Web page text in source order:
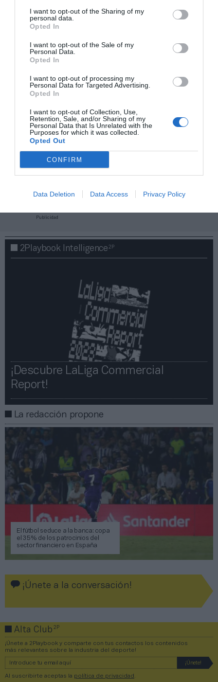
I want to opt-out of the Sharing of my
personal data.
Opted In
I want to opt-out of the Sale of my
Personal Data.
Opted In
I want to opt-out of processing my
Personal Data for Targeted Advertising.
Opted In
I want to opt-out of Collection, Use,
Retention, Sale, and/or Sharing of my
Personal Data that Is Unrelated with the
Purposes for which it was collected.
Opted Out
CONFIRM
Data Deletion Data Access Privacy Policy
2Playbook Club
¡Haz click aquí y accede sin límites a contenidos
Publicidad
2Playbook Intelligence2P
¡Descubre LaLiga Commercial
Report!​​
La redacción propone
El fútbol seduce a la banca: copa
el 35% de los patrocinios del
sector financiero en España
¡Únete a la conversación!
Alta Club2P
¡Únete a 2Playbook y comparte con tus contactos los contenidos
más relevantes sobre la industria del deporte!
Al suscribirte aceptas la política de privacidad